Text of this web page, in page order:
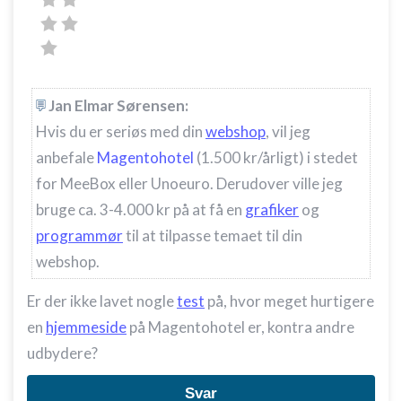
Jan Elmar Sørensen:
Hvis du er seriøs med dinwebshop, vil jeg
anbefaleMagentohotel (1.500 kr/årligt) i stedet
for MeeBox eller Unoeuro. Derudover ville jeg
bruge ca. 3-4.000 kr på at få en grafikerog
programmørtil at tilpasse temaet til din
webshop.
Er der ikke lavet nogletest på, hvor meget hurtigere
en hjemmesidepå Magentohotel er, kontra andre
udbydere?
Svar